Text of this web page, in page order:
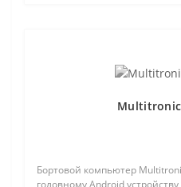
Бортовой компьютер